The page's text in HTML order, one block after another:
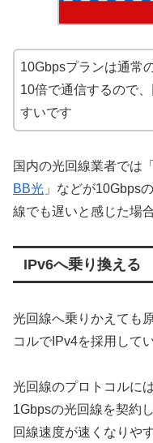
10Gbpsプランは通常
10倍で通信するので
すいです
国内の光回線業者では「
BB光 」などが10Gbps
線でも遅いと感じた場
IPv6へ乗り換える
光回線へ乗りかえても
コルでIPv4を採用して
光回線のプロトコルに
1Gbpsの光回線を契約
回線速度が速くなりや